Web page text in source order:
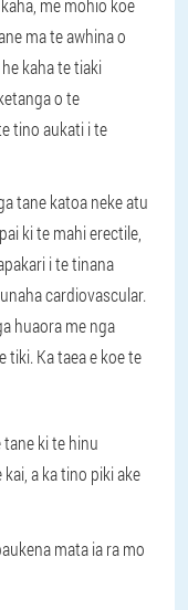
me mohio koe
ma te awhina o
kaha te tiaki
o te
tino aukati i te
tane katoa neke atu
ki te mahi erectile,
i te tinana
cardiovascular.
huaora me nga
tiki. Ka taea e koe te
ki te hinu
a ka tino piki ake
mata ia ra mo